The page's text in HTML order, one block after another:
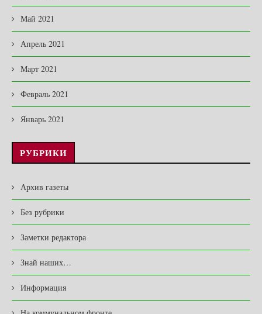
Май 2021
Апрель 2021
Март 2021
Февраль 2021
Январь 2021
РУБРИКИ
Архив газеты
Без рубрики
Заметки редактора
Знай наших…
Информация